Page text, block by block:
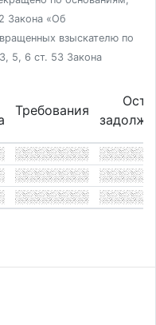
Закона «Об
взыскателю по
5, 6 ст. 53 Закона
Требования